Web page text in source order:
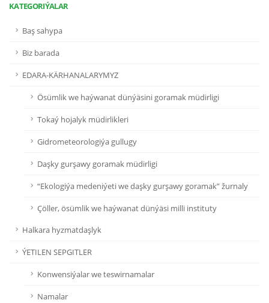
KATEGORIÝALAR
Baş sahypa
Biz barada
EDARA-KÄRHANALARYMYZ
Ösümlik we haýwanat dünýäsini goramak müdirligi
Tokaý hojalyk müdirlikleri
Gidrometeorologiýa gullugy
Daşky gurşawy goramak müdirligi
“Ekologiýa medeniýeti we daşky gurşawy goramak” žurnaly
Çöller, ösümlik we haýwanat dünýäsi milli instituty
Halkara hyzmatdaşlyk
ÝETILEN SEPGITLER
Konwensiýalar we teswirnamalar
Namalar